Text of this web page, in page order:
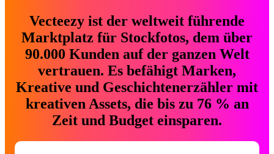
Vecteezy ist der weltweit führende
Marktplatz für Stockfotos, dem über
90.000 Kunden auf der ganzen Welt
vertrauen. Es befähigt Marken,
Kreative und Geschichtenerzähler mit
kreativen Assets, die bis zu 76 % an
Zeit und Budget einsparen.